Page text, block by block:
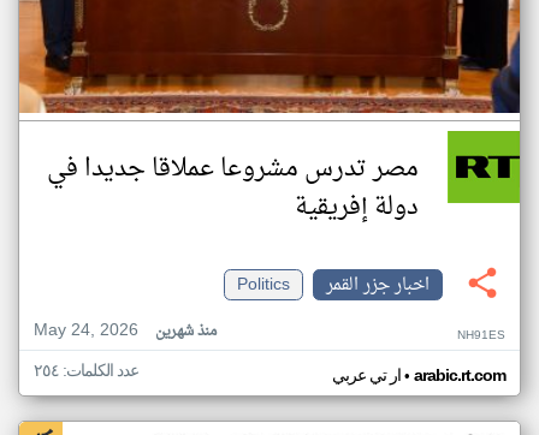
مصر تدرس مشروعا عملاقا جديدا في
دولة إفريقية
اخبار جزر القمر
Politics
May 24, 2026
منذ شهرين NH91ES
ار تي عربي• arabic.rt.com عدد الكلمات: ٢٥٤